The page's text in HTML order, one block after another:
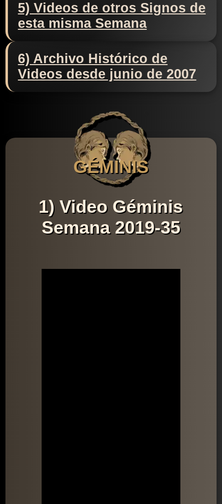
5) Videos de otros Signos de
esta misma Semana
6) Archivo Histórico de
Videos desde junio de 2007
GÉMINIS
1) Video Géminis
Semana 2019-35